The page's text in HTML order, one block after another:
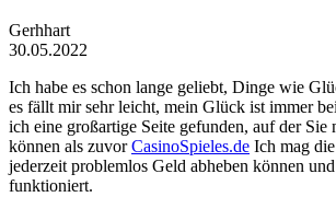
Gerhhart
30.05.2022
Ich habe es schon lange geliebt, Dinge wie
es fällt mir sehr leicht, mein Glück ist immer
ich eine großartige Seite gefunden, auf der Sie
können als zuvorCasinoSpieles.de Ich mag
jederzeit problemlos Geld abheben können
funktioniert.